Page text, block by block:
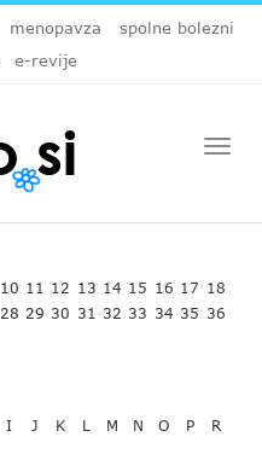
menopavza
spolne bolezni
e-revije
10 11 12 13 14 15 16 17 18
28 29 30 31 32 33 34 35 36
I J K L M N O P
R